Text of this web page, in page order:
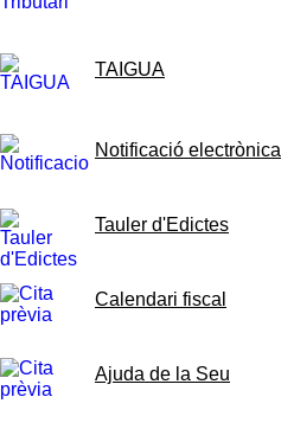
TAIGUA
Notificació electrònica
Tauler d'Edictes
Calendari fiscal
Ajuda de la Seu